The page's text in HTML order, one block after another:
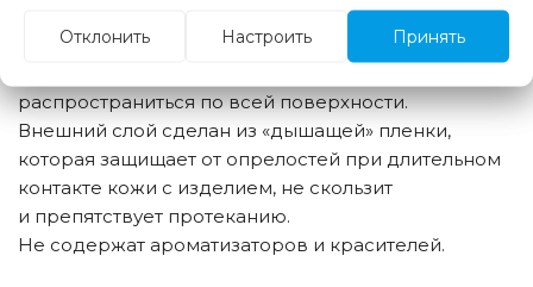
Внутренний наполнитель – целлюлоза – надежно
распространиться по всей поверхности.
Внешний слой сделан из «дышащей» пленки,
которая защищает от опрелостей при длительном
контакте кожи с изделием, не скользит
и препятствует протеканию.
Не содержат ароматизаторов и красителей.
Отклонить Настроить Принять